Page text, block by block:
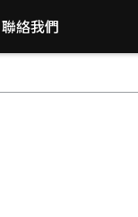
聯絡我們